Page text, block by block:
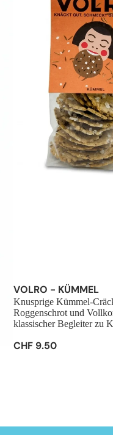
VOLRO - KÜMMEL
Knusprige Kümmel-
Roggenschrot und
klassischer Begleiter zu
CHF 9.50